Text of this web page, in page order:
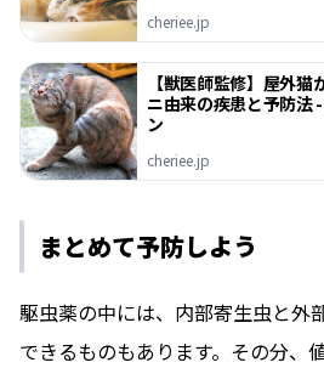
cheriee.jp
【獣医師監修】屋外
ニ由来の疾患と予防法
ン
cheriee.jp
まとめて予防しよう
駆虫薬の中には、内部寄生虫と外
できるものもあります。その分、